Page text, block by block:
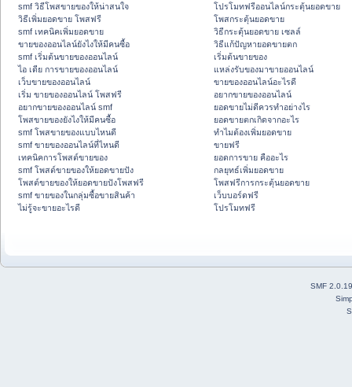
smf วิธีโพสขายของให้น่าสนใจ
วิธีเพิ่มยอดขาย โพสฟรี
smf เทคนิคเพิ่มยอดขาย
ขายของออนไลน์ยังไงให้มีคนซื้อ
smf เริ่มต้นขายของออนไลน์
ไอ เดีย การขายของออนไลน์
เว็บขายของออนไลน์
เริ่ม ขายของออนไลน์ โพสฟรี
อยากขายของออนไลน์ smf
โพสขายของยังไงให้มีคนซื้อ
smf โพสขายของแบบไหนดี
smf ขายของออนไลน์ที่ไหนดี
เทคนิคการโพสต์ขายของ
smf โพสต์ขายของให้ยอดขายปัง
โพสต์ขายของให้ยอดขายปังโพสฟรี
smf ขายของในกลุ่มซื้อขายสินค้า
ไม่รู้จะขายอะไรดี
โปรโมทฟรีออนไลน์กระตุ้นยอดขาย
โพสกระตุ้นยอดขาย
วิธีกระตุ้นยอดขาย เซลล์
วิธีแก้ปัญหายอดขายตก
เริ่มต้นขายของ
แหล่งรับของมาขายออนไลน์
ขายของออนไลน์อะไรดี
อยากขายของออนไลน์
ยอดขายไม่ดีควรทำอย่างไร
ยอดขายตกเกิดจากอะไร
ทำไมต้องเพิ่มยอดขาย
ขายฟรี
ยอดการขาย คืออะไร
กลยุทธ์เพิ่มยอดขาย
โพสฟรีการกระตุ้นยอดขาย
เว็บบอร์ดฟรี
โปรโมทฟรี
SMF 2.0.19